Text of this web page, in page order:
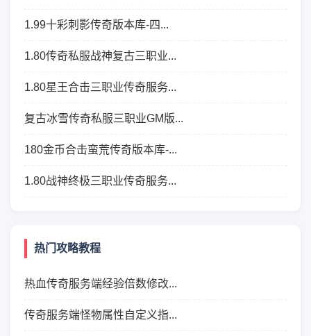
1.99十彩刺影传奇版本库-四...
1.80传奇私服战神复古三职业...
1.80星王合击三职业传奇服务...
复古冰雪传奇私服三职业GM版...
180金币合击蛮荒传奇版本库-...
1.80战神终极三职业传奇服务...
热门攻略教程
热血传奇服务端经验倍数修改...
传奇服务端怪物属性自定义指...